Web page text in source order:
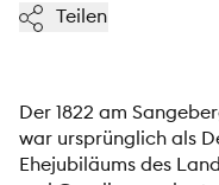
Teilen
Der 1822 am
war ursprünglich als
Ehejubiläums des